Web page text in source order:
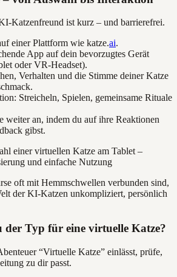
Katzenfreund ist kurz – und barrierefrei.
einer Plattform wie katze.ai.
App auf dein bevorzugtes Gerät
oder VR-Headset).
Verhalten und die Stimme deiner Katze
Streicheln, Spielen, gemeinsame Rituale
weiter an, indem du auf ihre Reaktionen
gibst.
oft mit Hemmschwellen verbunden sind,
der KI-Katzen unkompliziert, persönlich
der Typ für eine virtuelle Katze?
“Virtuelle Katze” einlässt, prüfe,
zu dir passt.